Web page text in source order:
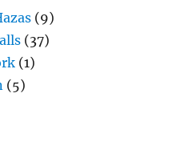
(9)
(37)
(1)
(5)